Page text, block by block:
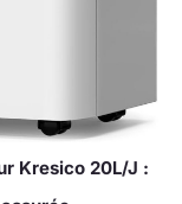
Kresico 20L/J :